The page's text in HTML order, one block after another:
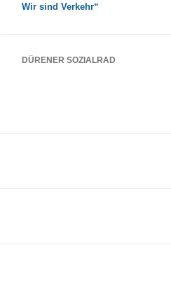
Wir sind Verkehr“
DÜRENER SOZIALRAD